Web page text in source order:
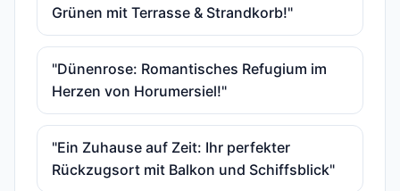
Grünen mit Terrasse & Strandkorb!"
"Dünenrose: Romantisches Refugium im
Herzen von Horumersiel!"
"Ein Zuhause auf Zeit: Ihr perfekter
Rückzugsort mit Balkon und Schiffsblick"